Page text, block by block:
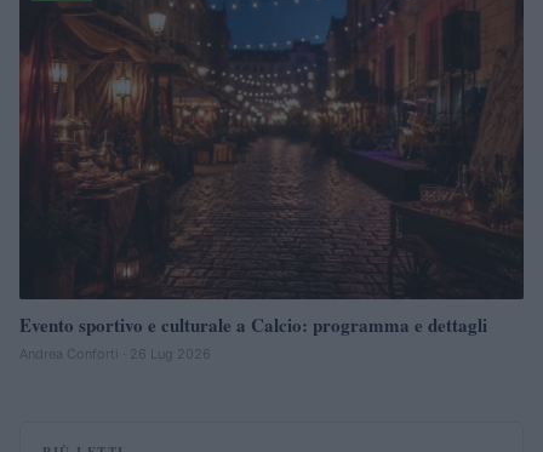
Evento sportivo e culturale a Calcio: programma e dettagli
Andrea Conforti · 26 Lug 2026